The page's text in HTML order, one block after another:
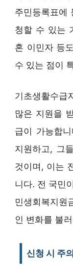
주민등록표에
청할 수 있는
혼 이민자 등
수 있는 점이
기초생활수급
많은 지원을
급이 가능합
지원하고, 그
것이며, 이는
니다. 전 국민
민생회복지원
인 변화를 불
신청 시 주